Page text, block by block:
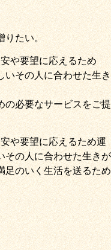
りたい。
や要望に応えるため
いその人に合わせた生き
の必要なサービスをご提
や要望に応えるため運
その人に合わせた生きが
足のいく生活を送るため